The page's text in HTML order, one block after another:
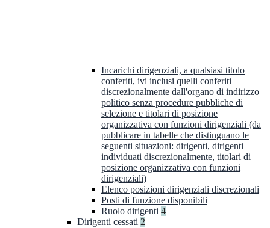
Incarichi dirigenziali, a qualsiasi titolo
conferiti, ivi inclusi quelli conferiti
discrezionalmente dall'organo di indirizzo
politico senza procedure pubbliche di
selezione e titolari di posizione
organizzativa con funzioni dirigenziali (da
pubblicare in tabelle che distinguano le
seguenti situazioni: dirigenti, dirigenti
individuati discrezionalmente, titolari di
posizione organizzativa con funzioni
dirigenziali)
Elenco posizioni dirigenziali discrezionali
Posti di funzione disponibili
Ruolo dirigenti 4
Dirigenti cessati 2